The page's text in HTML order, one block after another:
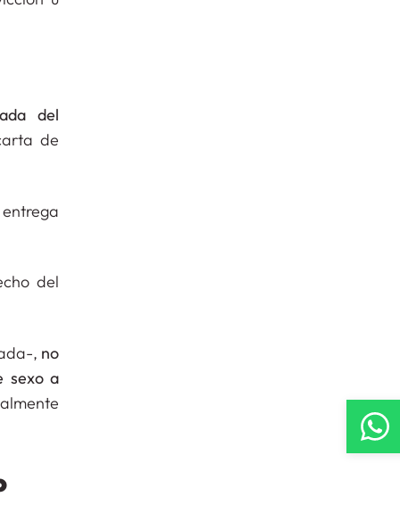
del
de
del
, no
sexo a